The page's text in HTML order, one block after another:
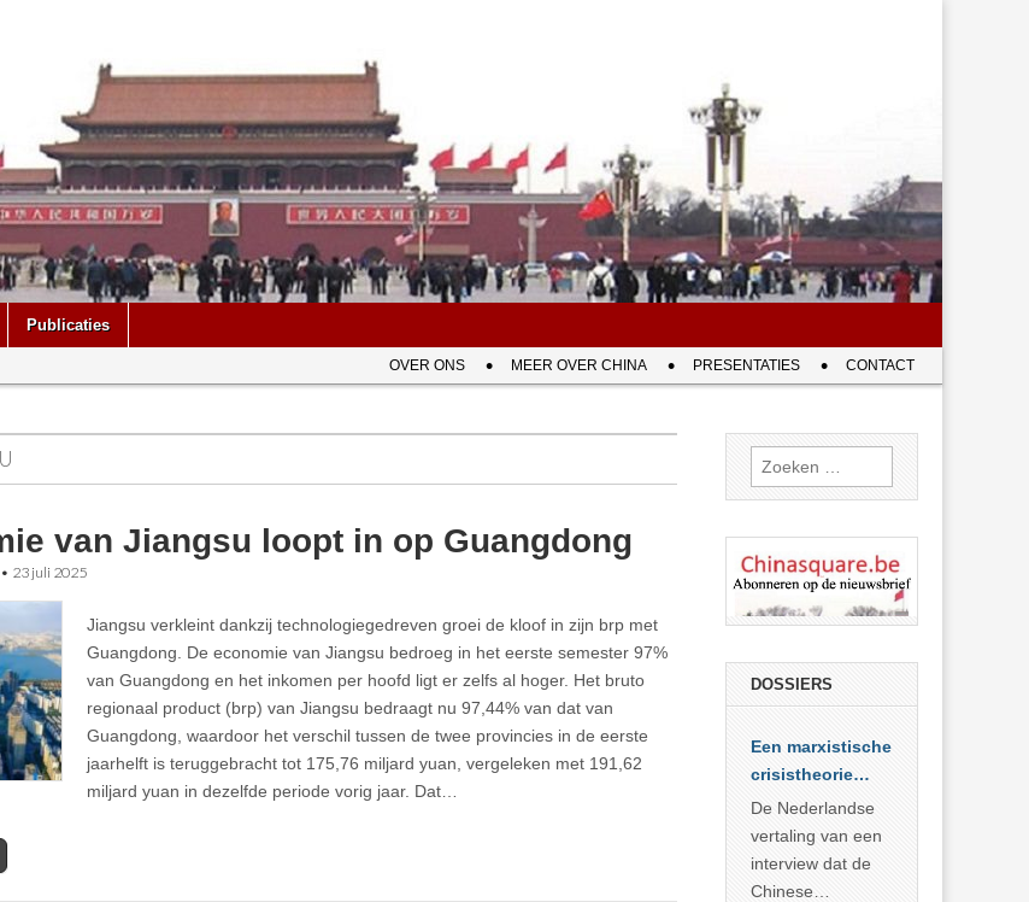
Publicaties
OVER ONS MEER OVER CHINA PRESENTATIES CONTACT
van Jiangsu loopt in op Guangdong
• 23 juli 2025
Jiangsu verkleint dankzij technologiegedreven groei de kloof in zijn brp met
Guangdong. De economie van Jiangsu bedroeg in het eerste semester 97%
van Guangdong en het inkomen per hoofd ligt er zelfs al hoger. Het bruto
regionaal product (brp) van Jiangsu bedraagt nu 97,44% van dat van
Guangdong, waardoor het verschil tussen de twee provincies in de eerste
jaarhelft is teruggebracht tot 175,76 miljard yuan, vergeleken met 191,62
miljard yuan in dezelfde periode vorig jaar. Dat…
Zoeken
naar:
DOSSIERS
Een marxistische
crisistheorie
voor vandaag
De Nederlandse
vertaling van een
interview dat de
Chinese